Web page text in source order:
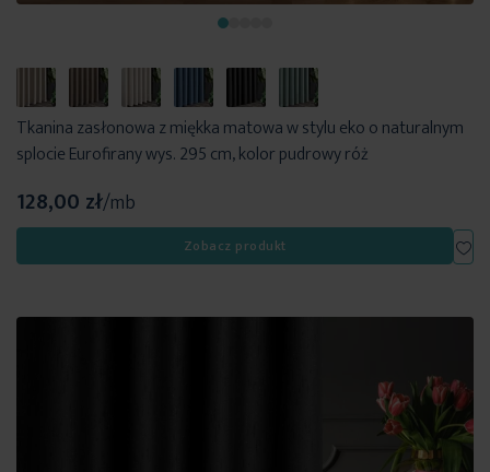
Tkanina zasłonowa z miękka matowa w stylu eko o naturalnym
splocie Eurofirany wys. 295 cm, kolor pudrowy róż
128,00 zł/mb
Zobacz produkt